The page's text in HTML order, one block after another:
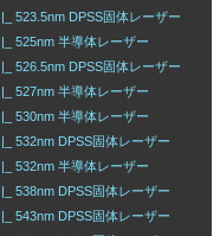
|_ 523.5nm DPSS固体レーザー
|_ 525nm 半導体レーザー
|_ 526.5nm DPSS固体レーザー
|_ 527nm 半導体レーザー
|_ 530nm 半導体レーザー
|_ 532nm DPSS固体レーザー
|_ 532nm 半導体レーザー
|_ 538nm DPSS固体レーザー
|_ 543nm DPSS固体レーザー